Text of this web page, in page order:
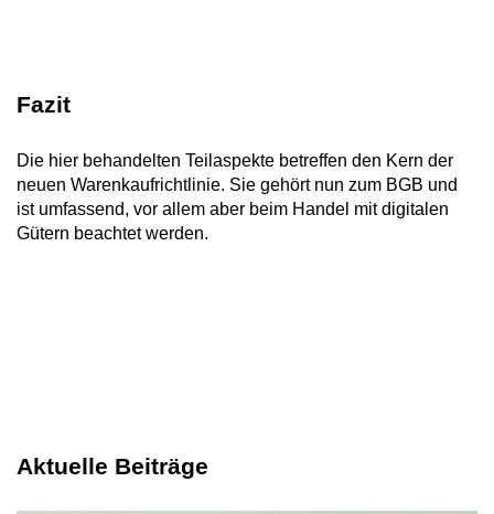
Fazit
Die hier behandelten Teilaspekte betreffen den Kern der
neuen Warenkaufrichtlinie. Sie gehört nun zum BGB und
ist umfassend, vor allem aber beim Handel mit digitalen
Gütern beachtet werden.
Aktuelle Beiträge